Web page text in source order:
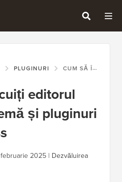
PLUGINURI CUM SĂ ÎNLOCUIȚI EDITORUL IMPLICIT DE TEMĂ ȘI PLUGINURI ÎN WORDPRESS
editorul
și pluginuri
2025 | Dezvăluirea